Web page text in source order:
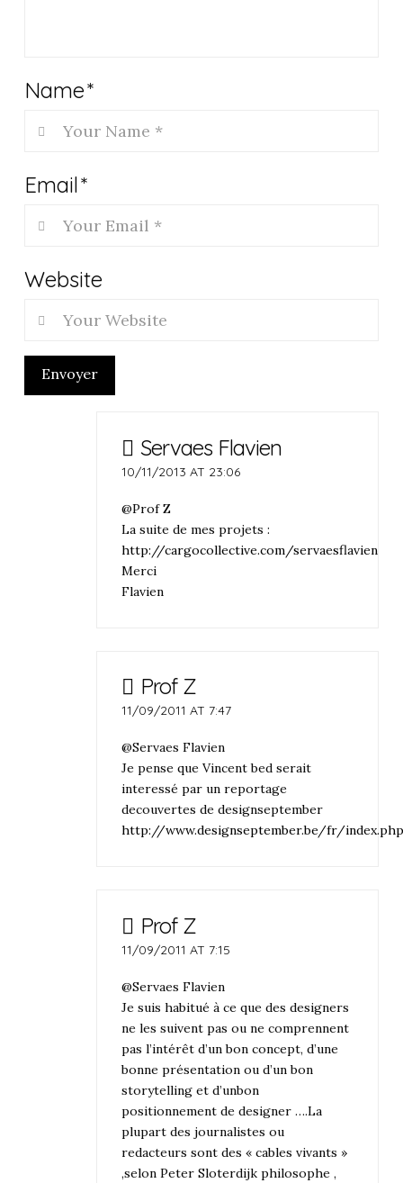
Name*
Email*
Website
Envoyer
Servaes Flavien
10/11/2013 AT 23:06
@Prof Z
La suite de mes projets :
http://cargocollective.com/servaesflavien
Merci
Flavien
Prof Z
11/09/2011 AT 7:47
@Servaes Flavien
Je pense que Vincent bed serait
interessé par un reportage
decouvertes de designseptember
http://www.designseptember.be/fr/
Prof Z
11/09/2011 AT 7:15
@Servaes Flavien
Je suis habitué à ce que des designers
ne les suivent pas ou ne comprennent
pas l’intérêt d’un bon concept, d’une
bonne présentation ou d’un bon
storytelling et d’unbon
positionnement de designer ….La
plupart des journalistes ou
redacteurs sont des « cables vivants »
,selon Peter Sloterdijk philosophe ,